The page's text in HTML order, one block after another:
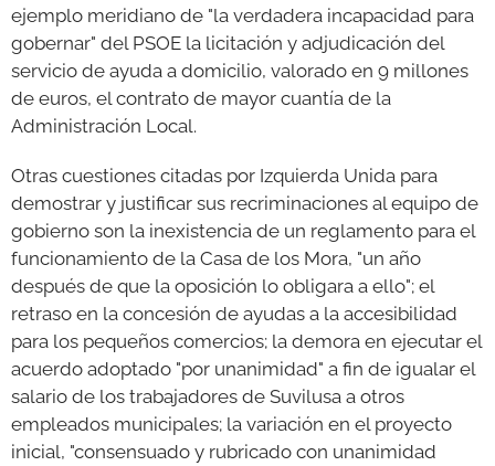
ejemplo meridiano de "la verdadera incapacidad para
gobernar" del PSOE la licitación y adjudicación del
servicio de ayuda a domicilio, valorado en 9 millones
de euros, el contrato de mayor cuantía de la
Administración Local.
Otras cuestiones citadas por Izquierda Unida para
demostrar y justificar sus recriminaciones al equipo de
gobierno son la inexistencia de un reglamento para el
funcionamiento de la Casa de los Mora, "un año
después de que la oposición lo obligara a ello"; el
retraso en la concesión de ayudas a la accesibilidad
para los pequeños comercios; la demora en ejecutar el
acuerdo adoptado "por unanimidad" a fin de igualar el
salario de los trabajadores de Suvilusa a otros
empleados municipales; la variación en el proyecto
inicial, "consensuado y rubricado con unanimidad